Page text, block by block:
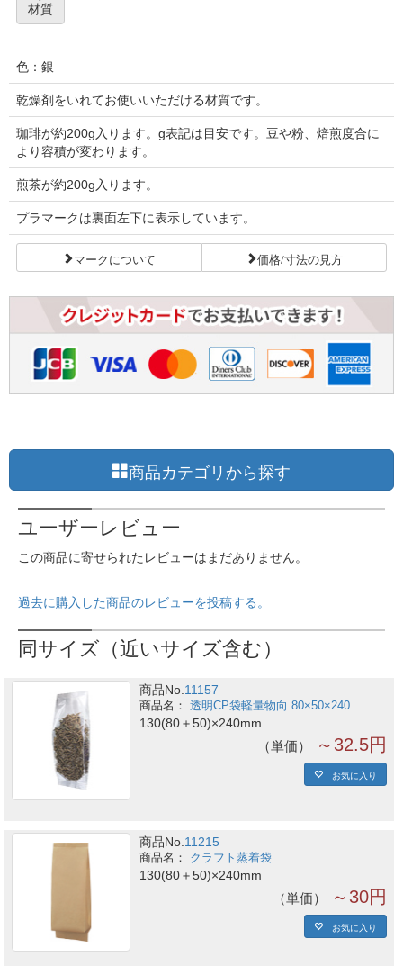
材質
色：銀
乾燥剤をいれてお使いいただける材質です。
珈琲が約200g入ります。g表記は目安です。豆や粉、焙煎度合に
より容積が変わります。
煎茶が約200g入ります。
プラマークは裏面左下に表示しています。
マークについて 価格/寸法の見方
商品カテゴリから探す
ユーザーレビュー
この商品に寄せられたレビューはまだありません。
過去に購入した商品のレビューを投稿する。
同サイズ（近いサイズ含む）
商品No.11157
透明CP袋軽量物向 80×50×240
130(80＋50)×240mm
単価 ～32.5円
お気に入り
商品No. 11215
クラフト蒸着袋
130(80＋50)×240mm
単価 ～30円
お気に入り